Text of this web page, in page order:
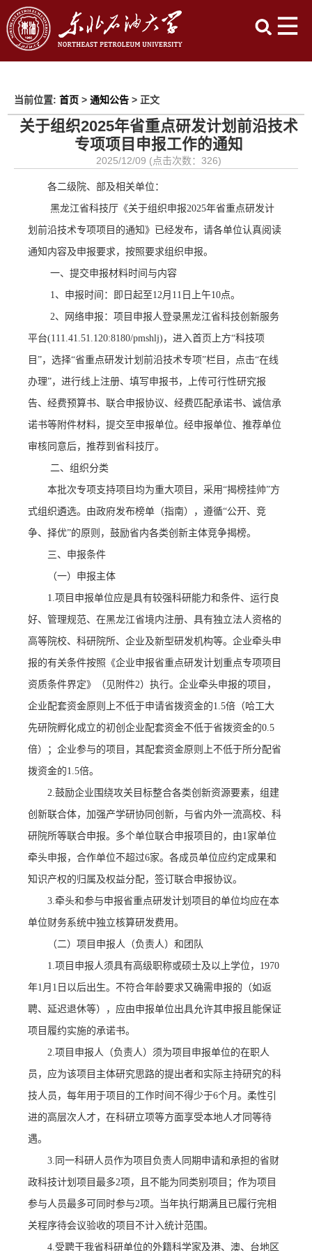
当前位置: 首页> 通知公告> 正文
关于组织2025年省重点研发计划前沿技术
专项项目申报工作的通知
2025/12/09 (点击次数：326)
各二级院、部及相关单位：
黑龙江省科技厅 《关于组织申报2025年省重点研发计
划前沿技术专项项目的通知》已经发布，请各单位认真阅读
通知内容及申报要求，按照要求组织申报。
一、提交申报材料时间与内容
1、 申报 时间 ： 即日起至12月11日上午10点。
2、 网络申报 ：项目申报人登录黑龙江省科技创新服务
平台(111.41.51.120:8180/pmshlj)，进入首页上方“科技项
目”，选择“省重点研发计划前沿技术专项”栏目，点击“在线
办理”，进行线上注册、填写申报书，上传可行性研究报
告、经费预算书、联合申报协议、经费匹配承诺书、诚信承
诺书等附件材料，提交至申报单位。经申报单位、推荐单位
审核同意后，推荐到省科技厅。
二、组织分类
本批次专项支持项目均为重大项目，采用“揭榜挂帅”方
式组织遴选。由政府发布榜单（指南），遵循“公开、竞
争、择优”的原则，鼓励省内各类创新主体竞争揭榜。
三、申报条件
（一）申报主体
1.项目申报单位应是具有较强科研能力和条件、运行良
好、管理规范、在黑龙江省境内注册、具有独立法人资格的
高等院校、科研院所、企业及新型研发机构等。企业牵头申
报的有关条件按照《企业申报省重点研发计划重点专项项目
资质条件界定》（见附件2）执行。企业牵头申报的项目，
企业配套资金原则上不低于申请省拨资金的1.5倍（哈工大
先研院孵化成立的初创企业配套资金不低于省拨资金的0.5
倍）；企业参与的项目，其配套资金原则上不低于所分配省
拨资金的1.5倍。
2.鼓励企业围绕攻关目标整合各类创新资源要素，组建
创新联合体，加强产学研协同创新，与省内外一流高校、科
研院所等联合申报。多个单位联合申报项目的，由1家单位
牵头申报，合作单位不超过6家。各成员单位应约定成果和
知识产权的归属及权益分配，签订联合申报协议。
3.牵头和参与申报省重点研发计划项目的单位均应在本
单位财务系统中独立核算研发费用。
（二）项目申报人（负责人）和团队
1.项目申报人须具有高级职称或硕士及以上学位， 1970
年1月1日以后出生。不符合年龄要求又确需申报的（如返
聘、延迟退休等），应由申报单位出具允许其申报且能保证
项目履约实施的承诺书。
2.项目申报人（负责人）须为项目申报单位的在职人
员，应为该项目主体研究思路的提出者和实际主持研究的科
技人员，每年用于项目的工作时间不得少于6个月。柔性引
进的高层次人才，在科研立项等方面享受本地人才同等待
遇。
3. 同一科研人员作为项目负责人同期申请和承担的省财
政科技计划项目最多2项，且不能为同类别项目；作为项目
参与人员最多可同时参与2项。当年执行期满且已履行完相
关程序待会议验收的项目不计入统计范围。
4.受聘于我省科研单位的外籍科学家及港、澳、台地区